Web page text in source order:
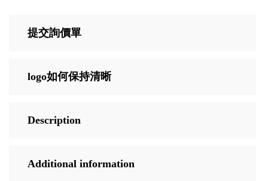
提交詢價單
logo如何保持清晰
Description
Additional information